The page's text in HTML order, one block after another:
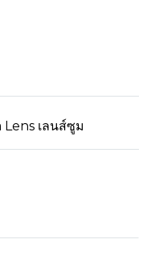
Lens เลนส์ซูม